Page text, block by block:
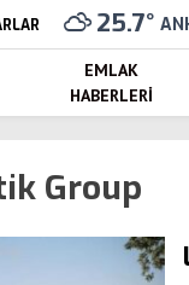
25.7°
EMLAK
HABERLERI
Group